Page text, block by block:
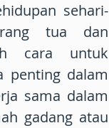
sehari-
tua dan
cara untuk
penting dalam
sama dalam
gadang atau